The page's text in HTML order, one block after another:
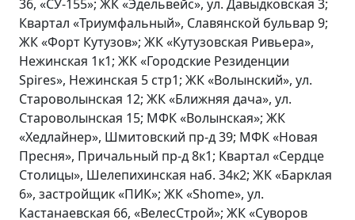
36, «СУ-155»; ЖК «Эдельвейс», ул. Давыдковская 3;
Квартал «Триумфальный», Славянской бульвар 9;
ЖК «Форт Кутузов»; ЖК «Кутузовская Ривьера»,
Нежинская 1к1; ЖК «Городские Резиденции
Spires», Нежинская 5 стр1; ЖК «Волынский», ул.
Староволынская 12; ЖК «Ближняя дача», ул.
Староволынская 15; МФК «Волынская»; ЖК
«Хедлайнер», Шмитовский пр-д 39; МФК «Новая
Пресня», Причальный пр-д 8к1; Квартал «Сердце
Столицы», Шелепихинская наб. 34к2; ЖК «Барклая
6», застройщик «ПИК»; ЖК «Shome», ул.
Кастанаевская 66, «ВелесСтрой»; ЖК «Суворов